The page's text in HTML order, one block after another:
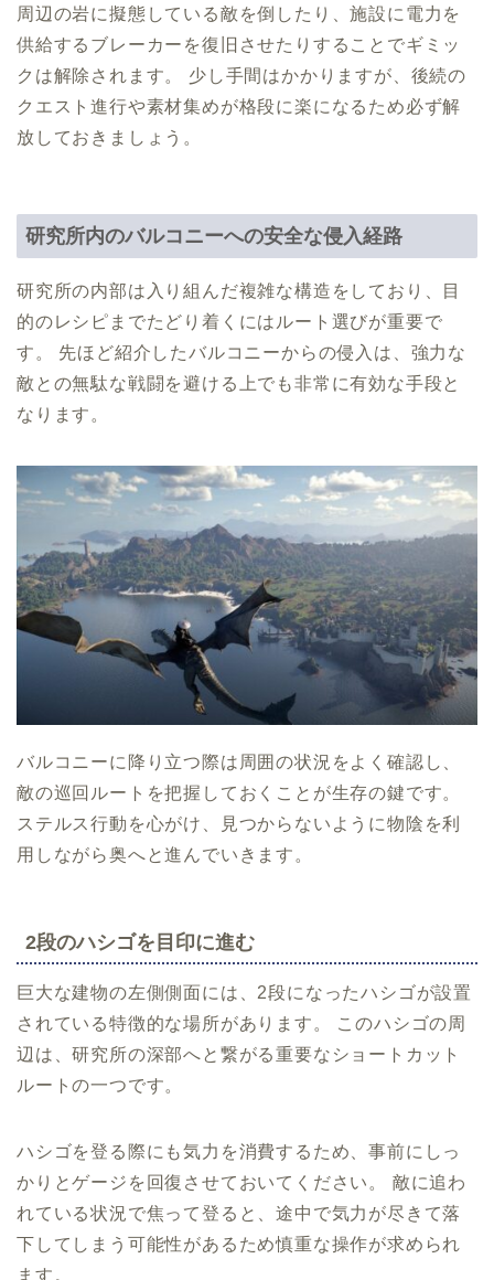
周辺の岩に擬態している敵を倒したり、施設に電力を
供給するブレーカーを復旧させたりすることでギミッ
クは解除されます。 少し手間はかかりますが、後続の
クエスト進行や素材集めが格段に楽になるため必ず解
放しておきましょう。
研究所内のバルコニーへの安全な侵入経路
研究所の内部は入り組んだ複雑な構造をしており、目
的のレシピまでたどり着くにはルート選びが重要で
す。 先ほど紹介したバルコニーからの侵入は、強力な
敵との無駄な戦闘を避ける上でも非常に有効な手段と
なります。
バルコニーに降り立つ際は周囲の状況をよく確認し、
敵の巡回ルートを把握しておくことが生存の鍵です。
ステルス行動を心がけ、見つからないように物陰を利
用しながら奥へと進んでいきます。
2段のハシゴを目印に進む
巨大な建物の左側側面には、2段になったハシゴが設置
されている特徴的な場所があります。 このハシゴの周
辺は、研究所の深部へと繋がる重要なショートカット
ルートの一つです。
ハシゴを登る際にも気力を消費するため、事前にしっ
かりとゲージを回復させておいてください。 敵に追わ
れている状況で焦って登ると、途中で気力が尽きて落
下してしまう可能性があるため慎重な操作が求められ
ます。